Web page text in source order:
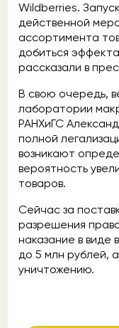
Wildberries.
действенной
ассортимента
добиться
рассказали в
В свою очередь,
лаборатории
РАНХиГС
полной
возникают
вероятность
товаров.
Сейчас за
разрешения
наказание в виде
до 5 млн рублей,
уничтожению.